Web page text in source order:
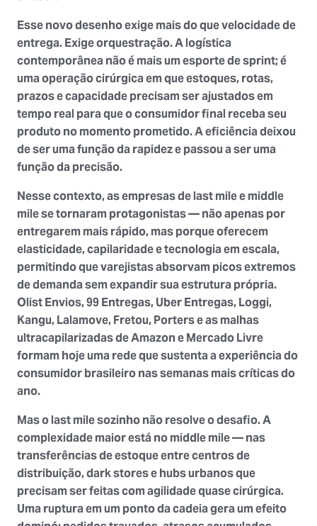
Esse novo desenho exige mais do que velocidade de
entrega. Exigeorquestração. A logística
contemporânea não é mais um esporte de sprint; é
uma operação cirúrgica em que estoques, rotas,
prazos e capacidade precisam ser ajustados em
tempo real para que o consumidor final receba seu
produto no momento prometido. A eficiência deixou
de ser uma função da rapidez e passou a ser uma
função da precisão.
Nesse contexto, as empresas de last mile e middle
mile se tornaram protagonistas — não apenas por
entregarem mais rápido, mas porque oferecem
elasticidade, capilaridade e tecnologia em escala,
permitindo que varejistas absorvam picos extremos
de demanda sem expandir sua estrutura própria.
Olist Envios, 99 Entregas, Uber Entregas, Loggi,
Kangu, Lalamove, Fretou, Porters e as malhas
ultracapilarizadas de Amazon e Mercado Livre
formam hoje uma rede que sustenta a experiência do
consumidor brasileiro nas semanas mais críticas do
ano.
Mas o last mile sozinho não resolve o desafio. A
complexidade maior está no middle mile — nas
transferências de estoque entre centros de
distribuição, dark stores e hubs urbanos que
precisam ser feitas com agilidade quase cirúrgica.
Uma ruptura em um ponto da cadeia gera um efeito